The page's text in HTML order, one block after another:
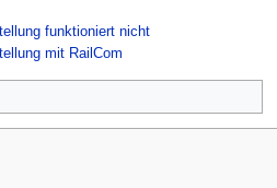
funktioniert nicht
mit RailCom